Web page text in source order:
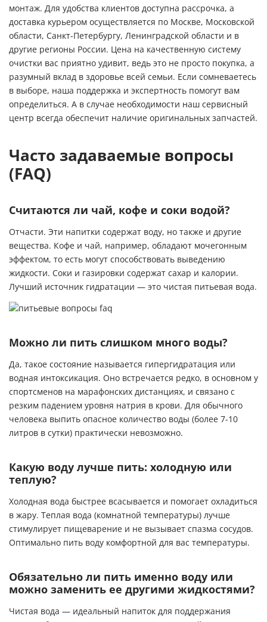
монтаж. Для удобства клиентов доступна рассрочка, а
доставка курьером осуществляется по Москве, Московской
области, Санкт-Петербургу, Ленинградской области и в
другие регионы России. Цена на качественную систему
очистки вас приятно удивит, ведь это не просто покупка, а
разумный вклад в здоровье всей семьи. Если сомневаетесь
в выборе, наша поддержка и экспертность помогут вам
определиться. А в случае необходимости наш сервисный
центр всегда обеспечит наличие оригинальных запчастей.
Часто задаваемые вопросы
(FAQ)
Считаются ли чай, кофе и соки водой?
Отчасти. Эти напитки содержат воду, но также и другие
вещества. Кофе и чай, например, обладают мочегонным
эффектом, то есть могут способствовать выведению
жидкости. Соки и газировки содержат сахар и калории.
Лучший источник гидратации — это чистая питьевая вода.
Можно ли пить слишком много воды?
Да, такое состояние называется гипергидратация или
водная интоксикация. Оно встречается редко, в основном у
спортсменов на марафонских дистанциях, и связано с
резким падением уровня натрия в крови. Для обычного
человека выпить опасное количество воды (более 7-10
литров в сутки) практически невозможно.
Какую воду лучше пить: холодную или
теплую?
Холодная вода быстрее всасывается и помогает охладиться
в жару. Теплая вода (комнатной температуры) лучше
стимулирует пищеварение и не вызывает спазма сосудов.
Оптимально пить воду комфортной для вас температуры.
Обязательно ли пить именно воду или
можно заменить ее другими жидкостями?
Чистая вода — идеальный напиток для поддержания